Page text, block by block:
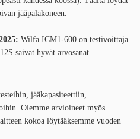
jääpalakoneen.
Wilfa ICM1-600 on testivoittaja.
saivat hyvät arvosanat.
jääkapasiteettiin,
Olemme arvioineet myös
kokoa löytääksemme vuoden